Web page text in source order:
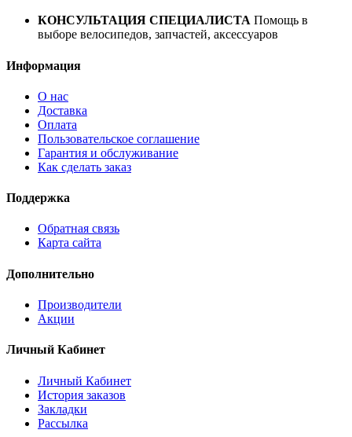
КОНСУЛЬТАЦИЯ СПЕЦИАЛИСТА Помощь в
выборе велосипедов, запчастей, аксессуаров
Информация
О нас
Доставка
Оплата
Пользовательское соглашение
Гарантия и обслуживание
Как сделать заказ
Поддержка
Обратная связь
Карта сайта
Дополнительно
Производители
Акции
Личный Кабинет
Личный Кабинет
История заказов
Закладки
Рассылка